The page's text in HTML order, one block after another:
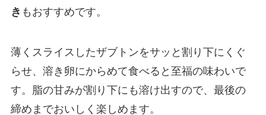
き もおすすめです。
薄くスライスしたザブトンをサッと割り下にくぐ
らせ、溶き卵にからめて食べると至福の味わいで
す。脂の甘みが割り下にも溶け出すので、最後の
締めまでおいしく楽しめます。